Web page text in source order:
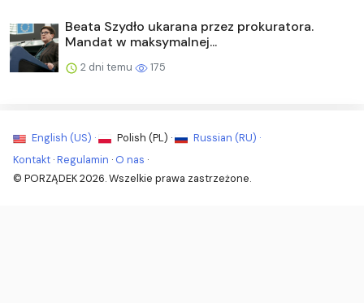
Beata Szydło ukarana przez prokuratora.
Mandat w maksymalnej...
2 dni temu 175
English (US) · Polish (PL) ·
Russian (RU) ·
Kontakt ·Regulamin · O nas ·
© PORZĄDEK 2026. Wszelkie prawa zastrzeżone.